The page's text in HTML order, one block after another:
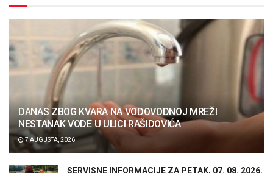
DANAS ZBOG KVARA NA VODOVODNOJ MREŽI
NESTANAK VODE U ULICI RAŠIDOVIĆA
7 AUGUSTA, 2026
SERVISNE INFORMACIJE ZA PETAK, 07. 08. 2026.